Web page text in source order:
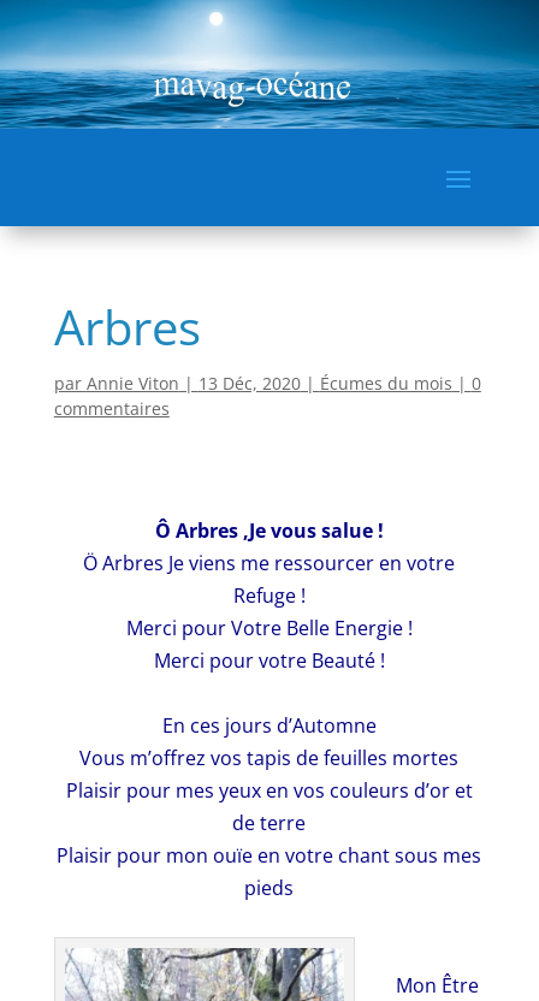
Arbres
par Annie Viton | 13 Déc, 2020| Écumes du mois | 0
commentaires
Ô Arbres ,Je vous salue !
Ö Arbres Je viens me ressourcer en votre
Refuge !
Merci pour Votre Belle Energie !
Merci pour votre Beauté !
En ces jours d’Automne
Vous m’offrez vos tapis de feuilles mortes
Plaisir pour mes yeux en vos couleurs d’or et
de terre
Plaisir pour mon ouïe en votre chant sous mes
pieds
Mon Être